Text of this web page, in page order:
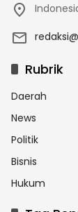
Rubrik
Daerah
News
Politik
Bisnis
Hukum